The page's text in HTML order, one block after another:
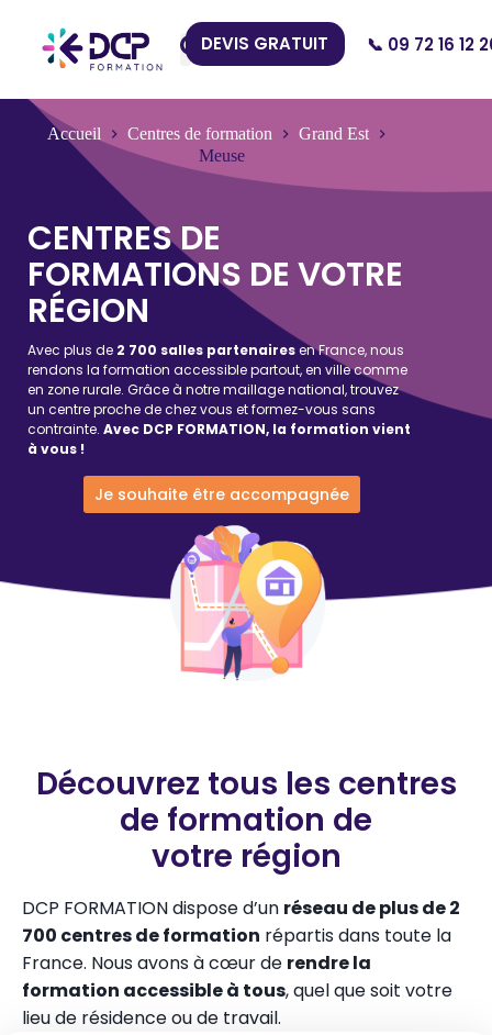
DEVIS GRATUIT 📞 09 72 16 12
Accueil Centres de formation
Grand Est
Meuse
CENTRES DE
FORMATIONS DE VOTRE
RÉGION
Avec plus de 2 700 salles partenairesen France, nous
rendons la formation accessible partout, en ville comme
en zone rurale. Grâce à notre maillage national, trouvez
un centre proche de chez vous et formez-vous sans
contrainte. Avec DCP FORMATION, la formation vient
à vous !
Je souhaite être accompagnée
Découvrez tous les centres
de formation de
votre région
DCP FORMATION dispose d’un réseau de plus de 2
700 centres de formation répartis dans toute la
France. Nous avons à cœur de rendre la
formation accessible à tous, quel que soit votre
lieu de résidence ou de travail.